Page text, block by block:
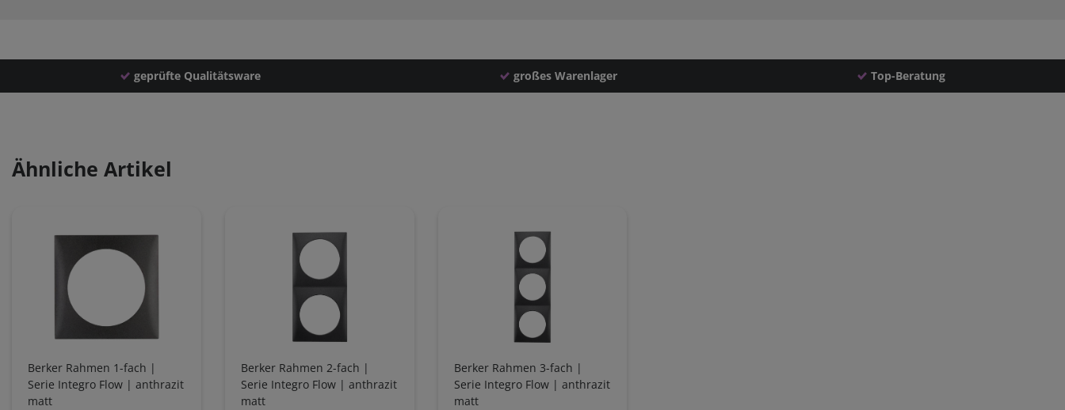
geprüfte Qualitätsware großes Warenlager Top-Beratung
Ähnliche Artikel
Berker Rahmen 1-fach |
Serie Integro Flow | anthrazit
matt
Berker Rahmen 2-fach |
Serie Integro Flow | anthrazit
matt
Berker Rahmen 3-fach |
Serie Integro Flow | anthrazit
matt